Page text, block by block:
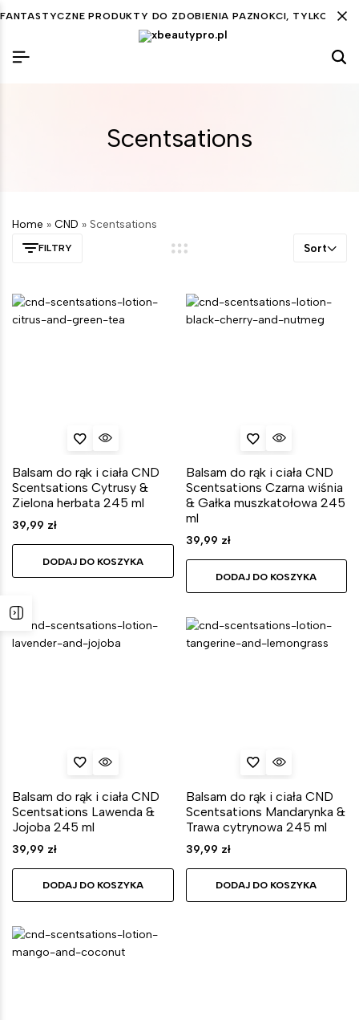
FANTASTYCZNE PRODUKTY DO ZDOBIENIA PAZNOKCI, TYLKO DLA
Scentsations
Home » CND » Scentsations
FILTRY Sort
Balsam do rąk i ciała CND
Scentsations Cytrusy &
Zielona herbata 245 ml
39,99 zł
DODAJ DO KOSZYKA
Balsam do rąk i ciała CND
Scentsations Czarna wiśnia
& Gałka muszkatołowa 245
ml
39,99 zł
DODAJ DO KOSZYKA
Balsam do rąk i ciała CND
Scentsations Lawenda &
Jojoba 245 ml
39,99 zł
DODAJ DO KOSZYKA
Balsam do rąk i ciała CND
Scentsations Mandarynka &
Trawa cytrynowa 245 ml
39,99 zł
DODAJ DO KOSZYKA